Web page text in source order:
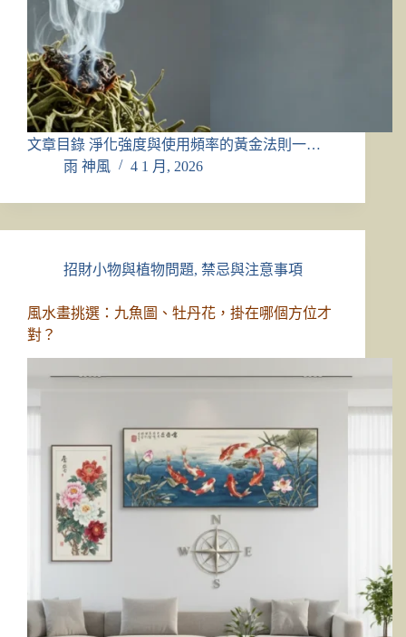
文章目錄 淨化強度與使用頻率的黃金法則一…
雨 神風
4 1 月, 2026
招財小物與植物問題, 禁忌與注意事項
風水畫挑選：九魚圖、牡丹花，掛在哪個方位才
對？